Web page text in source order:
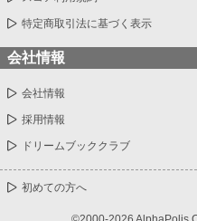
特定商取引法に基づく表示
会社情報
会社情報
採用情報
ドリームブッククラブ
初めての方へ